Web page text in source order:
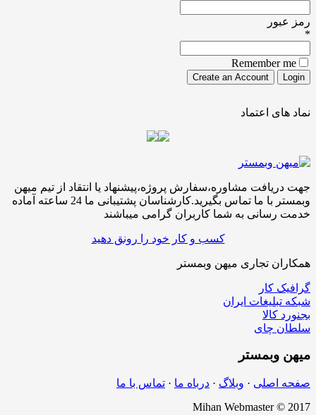
رمز عبور
*
Remember me
نماد های اعتماد
جهت دریافت مشاوره،سفارش پروژه،پیشنهاد یا انتقاد از تیم میهن
وبمستر با ما تماس بگیرید.کارشناسان پشتیبانی ما 24 ساعته آماده
خدمت رسانی به شما کاربران گرامی میباشند
کسب و کار خود را رونق دهید
همکاران تجاری میهن وبمستر
گرافیک کار
شبکه تبلیغات ایران
بجنورد کالا
سلطان چای
میهن وبمستر
صفحه اصلی · وبلاگ · درباه ما · تماس با ما
Mihan Webmaster © 2017